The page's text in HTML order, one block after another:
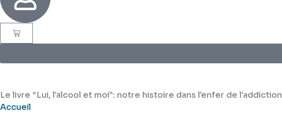
Panier
Le livre “Lui, l’alcool et moi”: notre histoire dans l’enfer de l’addiction
Accueil